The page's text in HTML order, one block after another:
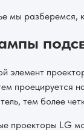
мы разберемся,
элемент
проецируется
тем более
проекторы LG